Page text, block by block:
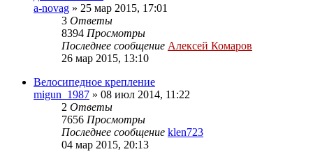
a-novag » 25 мар 2015, 17:01
3 Ответы
8394 Просмотры
Последнее сообщение Алексей Комаров
26 мар 2015, 13:10
Велосипедное крепление
migun_1987 » 08 июл 2014, 11:22
2 Ответы
7656 Просмотры
Последнее сообщение klen723
04 мар 2015, 20:13